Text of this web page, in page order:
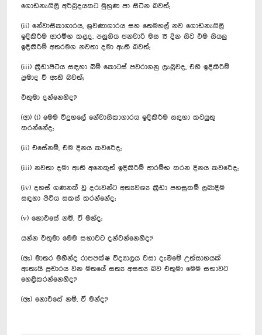
ගොඩනැගිලි අර්බුදයකට මුහුණ පා සිටින බවත්;
(ii) නේවාසිකාගාරය, ශ්‍රවණාගාරය සහ තෙමහල් නව ගොඩනැගිලි
ඉදිකිරීම ආරම්භ කළද, පසුගිය ජනවාරි මස 15 දින සිට එම සියලු
ඉදිකිරීම් අතරමග නවතා දමා ඇති බවත්;
(iii) ක්‍රීඩාපිටිය සඳහා බිම් කොටස් පවරාගනු ලැබූවද, එහි ඉදිකිරීම්
ප්‍රමාද වී ඇති බවත්;
එතුමා දන්නෙහිද?
(ආ) (i) මෙම විදුහලේ නේවාසිකාගාරය ඉදිකිරීම සඳහා කටයුතු
කරන්නේද;
(ii) එසේනම්, එම දිනය කවරේද;
(iii) නවතා දමා ඇති අනෙකුත් ඉදිකිරීම් ආරම්භ කරන දිනය කවරේද;
(iv) දහස් ගණනක් වූ දරුවන්ට අත්‍යවශ්‍ය ක්‍රීඩා පහසුකම් ලබාදීම
සඳහා පිටිය සකස් කරන්නේද;
(v) නොඑසේ නම්, ඒ මන්ද;
යන්න එතුමා මෙම සභාවට දන්වන්නෙහිද?
(ඇ) මාතර මහින්ද රාජපක්ෂ විද්‍යාලය වසා දැමීමේ උත්සාහයක්
ඇතැයි ප්‍රචාරය වන මතයේ සත්‍ය අසත්‍ය බව එතුමා මෙම සභාවට
හෙළිකරන්නෙහිද?
(ඈ) නොඑසේ නම්, ඒ මන්ද?